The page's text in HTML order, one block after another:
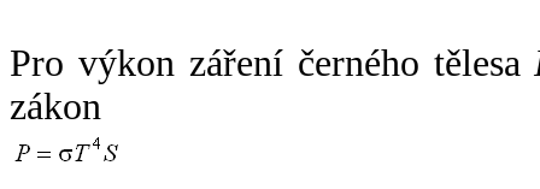
Pro výkon záření černého tělesa
zákon